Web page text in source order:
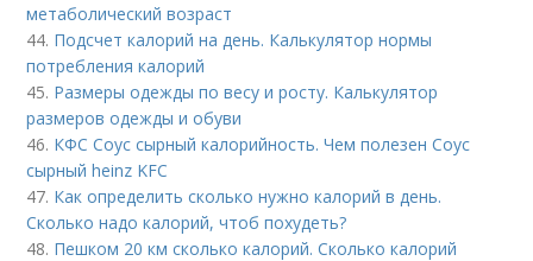
метаболический возраст
44. Подсчет калорий на день. Калькулятор нормы
потребления калорий
45. Размеры одежды по весу и росту. Калькулятор
размеров одежды и обуви
46. КФС Соус сырный калорийность. Чем полезен Соус
сырный heinz KFC
47. Как определить сколько нужно калорий в день.
Сколько надо калорий, чтоб похудеть?
48. Пешком 20 км сколько калорий. Сколько калорий